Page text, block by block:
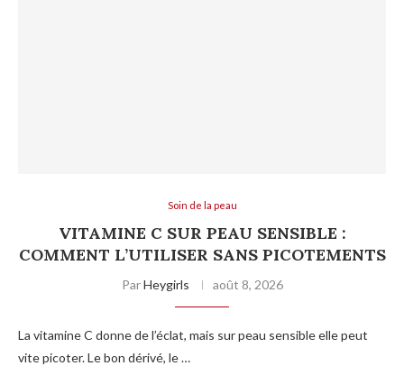
Soin de la peau
VITAMINE C SUR PEAU SENSIBLE :
COMMENT L’UTILISER SANS PICOTEMENTS
ParHeygirls août 8, 2026
La vitamine C donne de l’éclat, mais sur peau sensible elle peut
vite picoter. Le bon dérivé, le …